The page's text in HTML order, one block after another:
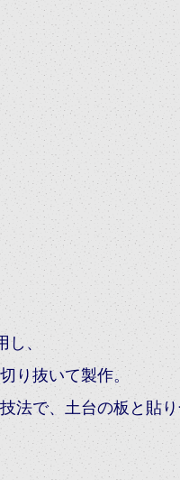
、
り抜いて製作。
法で、土台の板と貼